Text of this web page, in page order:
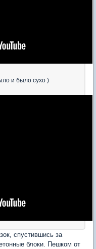
и было сухо )
спустившись за
блоки. Пешком от